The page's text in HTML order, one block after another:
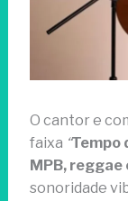
O cantor e
faixa “Tempo
MPB,
sonoridade